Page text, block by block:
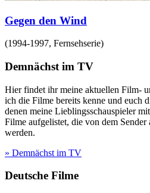
Gegen den Wind
(1994-1997, Fernsehserie)
Demnächst im TV
Hier findet ihr meine aktuellen Film-
ich die Filme bereits kenne und euch
denen meine Lieblingsschauspieler
Filme aufgelistet, die von dem
werden.
» Demnächst im TV
Deutsche Filme